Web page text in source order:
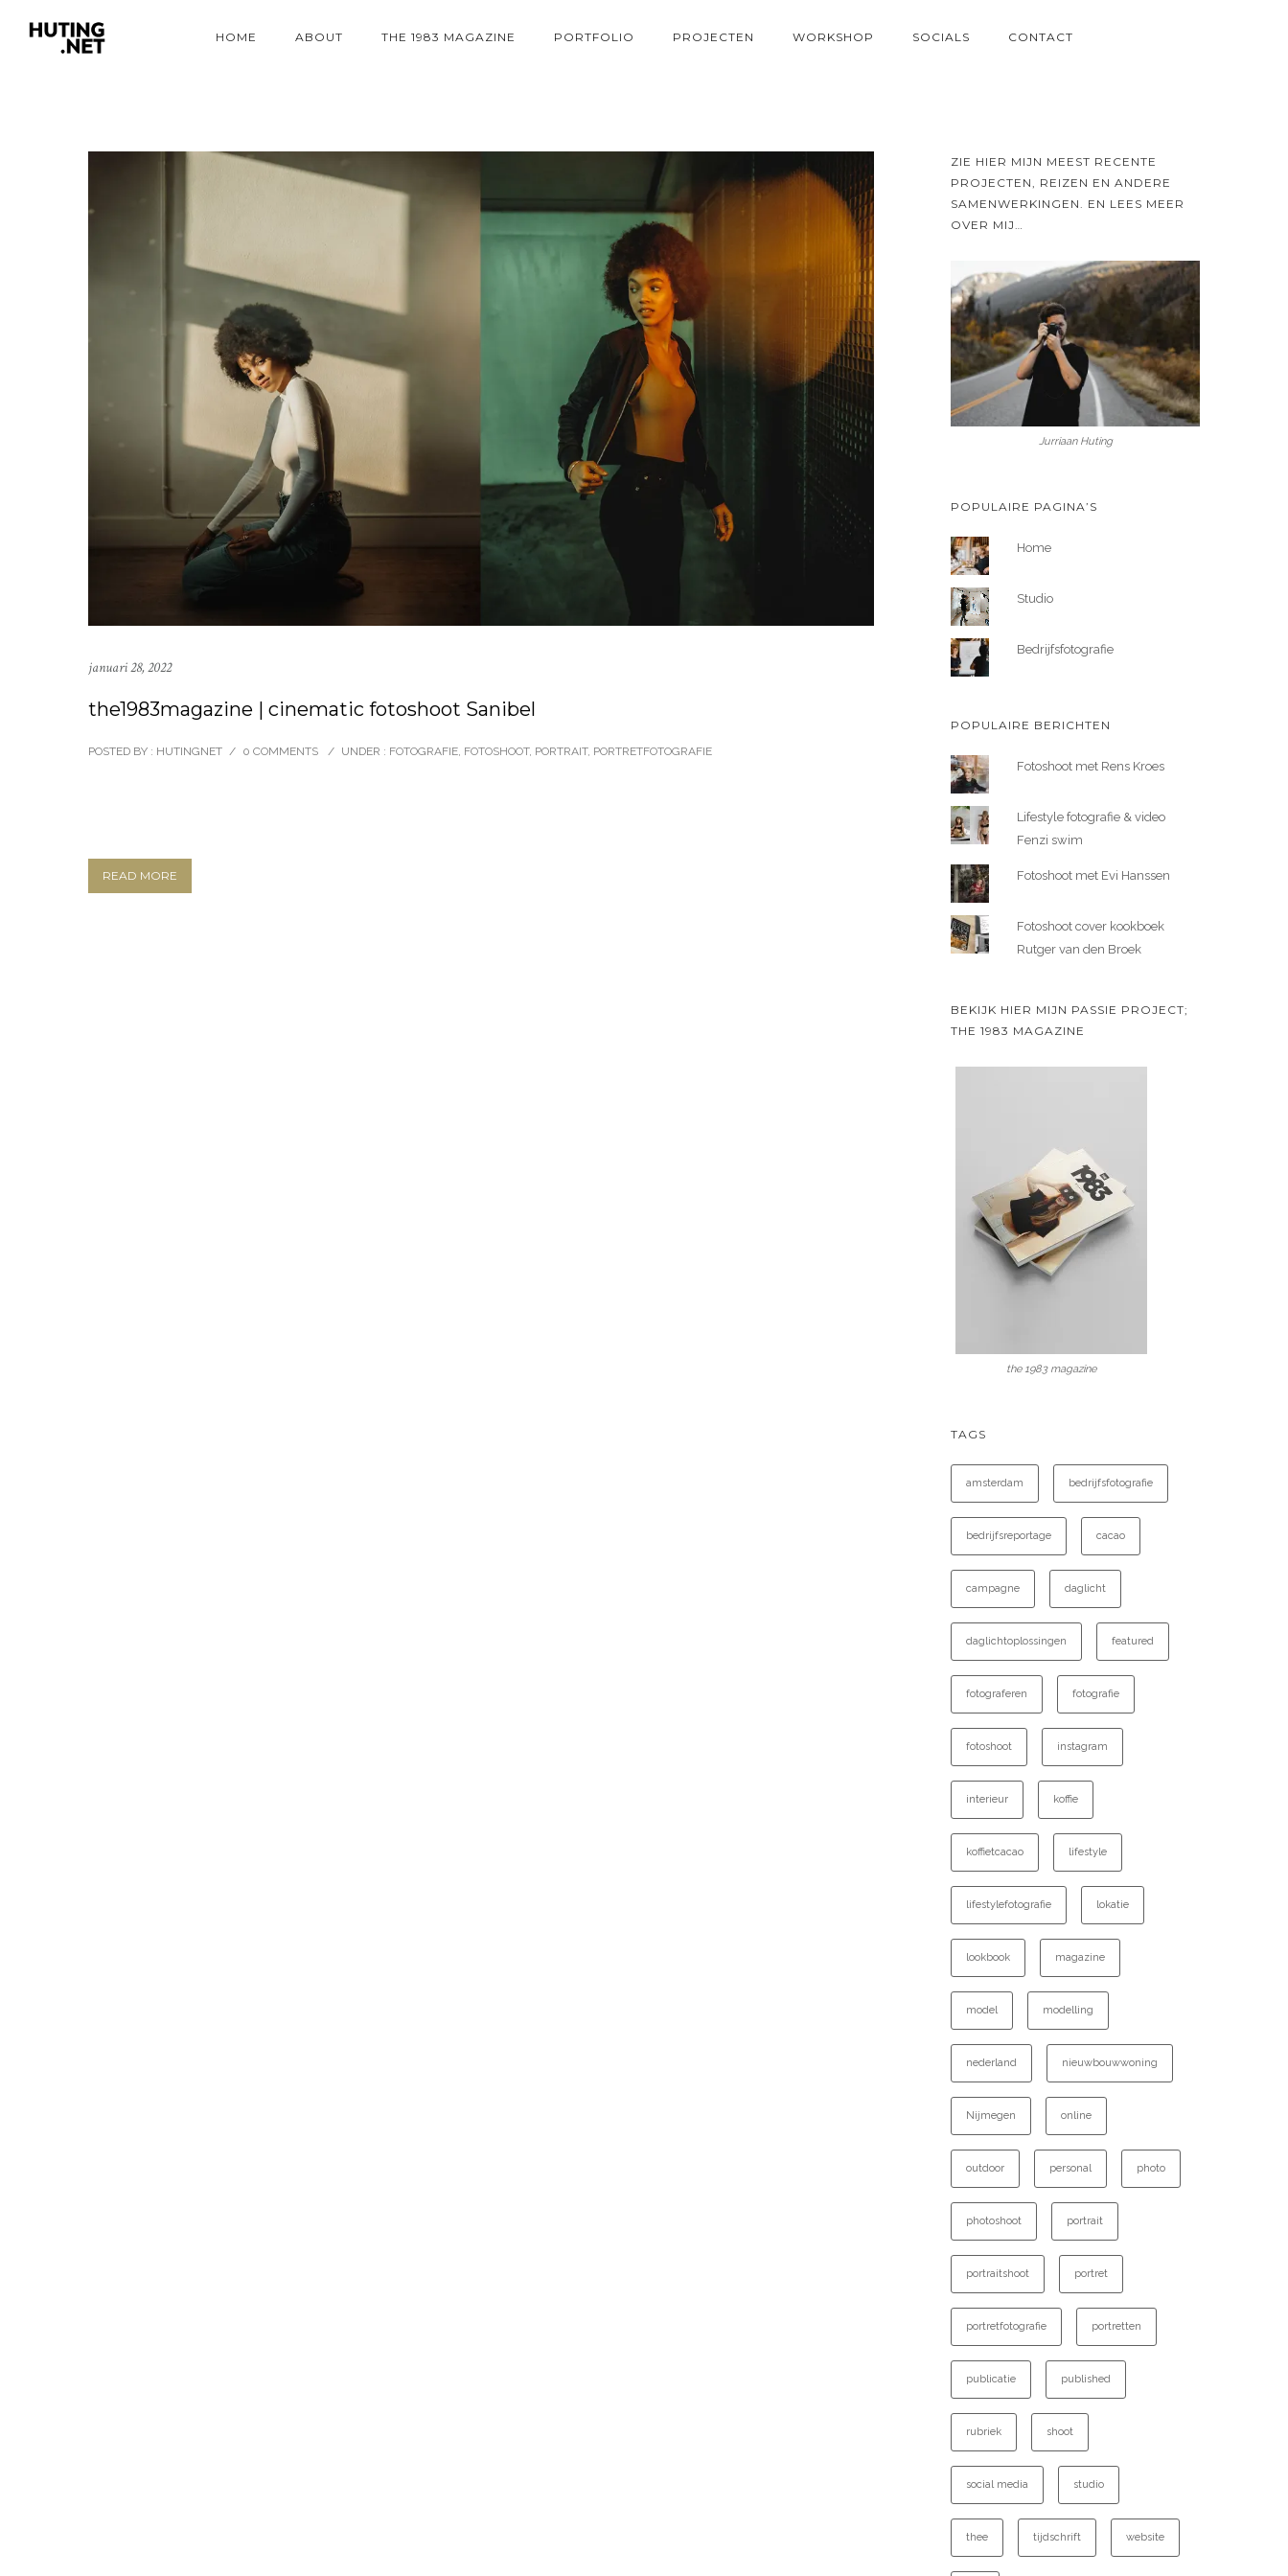
HOME ABOUT THE 1983 MAGAZINE PORTFOLIO PROJECTEN WORKSHOP SOCIALS CONTACT
januari 28, 2022
the1983magazine | cinematic fotoshoot Sanibel
POSTED BY : HUTINGNET / 0 COMMENTS / UNDER : FOTOGRAFIE, FOTOSHOOT, PORTRAIT, PORTRETFOTOGRAFIE
READ MORE
ZIE HIER MIJN MEEST RECENTE
PROJECTEN, REIZEN EN ANDERE
SAMENWERKINGEN. EN LEES MEER
OVER MIJ…
Jurriaan Huting
POPULAIRE PAGINA’S
Home
Studio
Bedrijfsfotografie
POPULAIRE BERICHTEN
Fotoshoot met Rens Kroes
Lifestyle fotografie & video
Fenzi swim
Fotoshoot met Evi Hanssen
Fotoshoot cover kookboek
Rutger van den Broek
BEKIJK HIER MIJN PASSIE PROJECT;
THE 1983 MAGAZINE
the 1983 magazine
TAGS
amsterdam bedrijfsfotografie
bedrijfsreportage cacao
campagne daglicht
daglichtoplossingen featured
fotograferen fotografie
fotoshoot instagram
interieur koffie
koffietcacao lifestyle
lifestylefotografie lokatie
lookbook magazine
model modelling
nederland nieuwbouwwoning
Nijmegen online
outdoor personal photo
photoshoot portrait
portraitshoot portret
portretfotografie portretten
publicatie published
rubriek shoot
social media studio
thee tijdschrift website